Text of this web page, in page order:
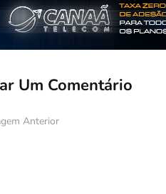
Um Comentário
Anterior